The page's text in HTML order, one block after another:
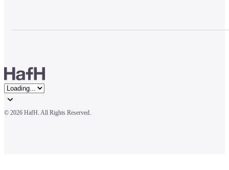
© 2026 HafH. All Rights Reserved.